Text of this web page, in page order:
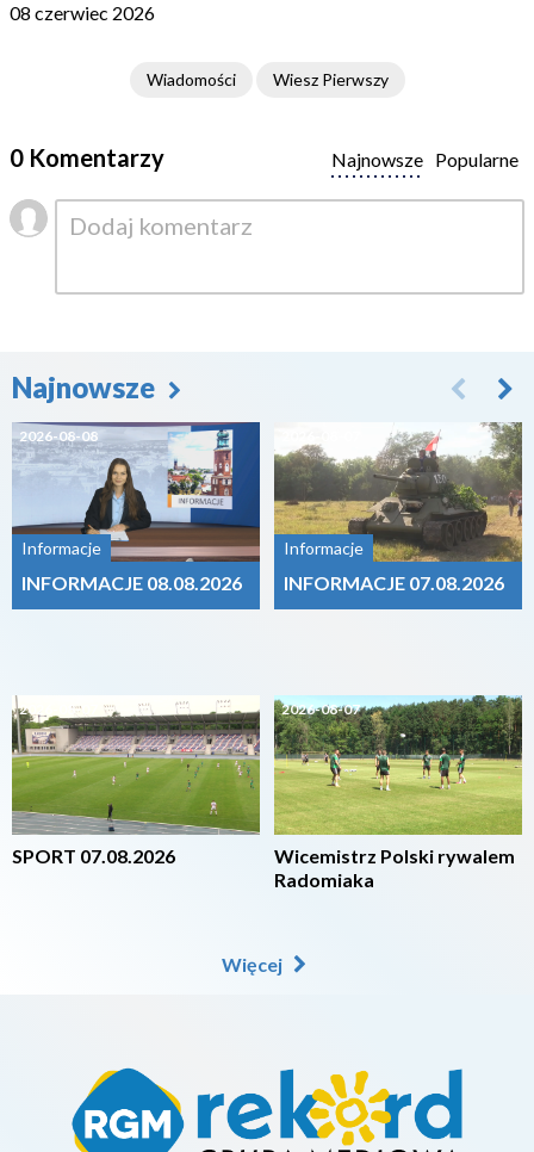
08 czerwiec 2026
Wiadomości Wiesz Pierwszy
0 Komentarzy Popularne
Najnowsze
Najnowsze
2026-08-08
Informacje
INFORMACJE 08.08.2026
2026-08-07
SPORT 07.08.2026
Informacje
INFORMACJE 07.08.2026
2026-08-07
Wicemistrz Polski rywalem
Radomiaka
Więcej